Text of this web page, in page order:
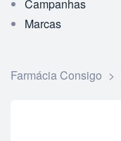
Campanhas
Marcas
Farmácia Consigo >